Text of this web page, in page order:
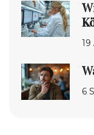
19
6